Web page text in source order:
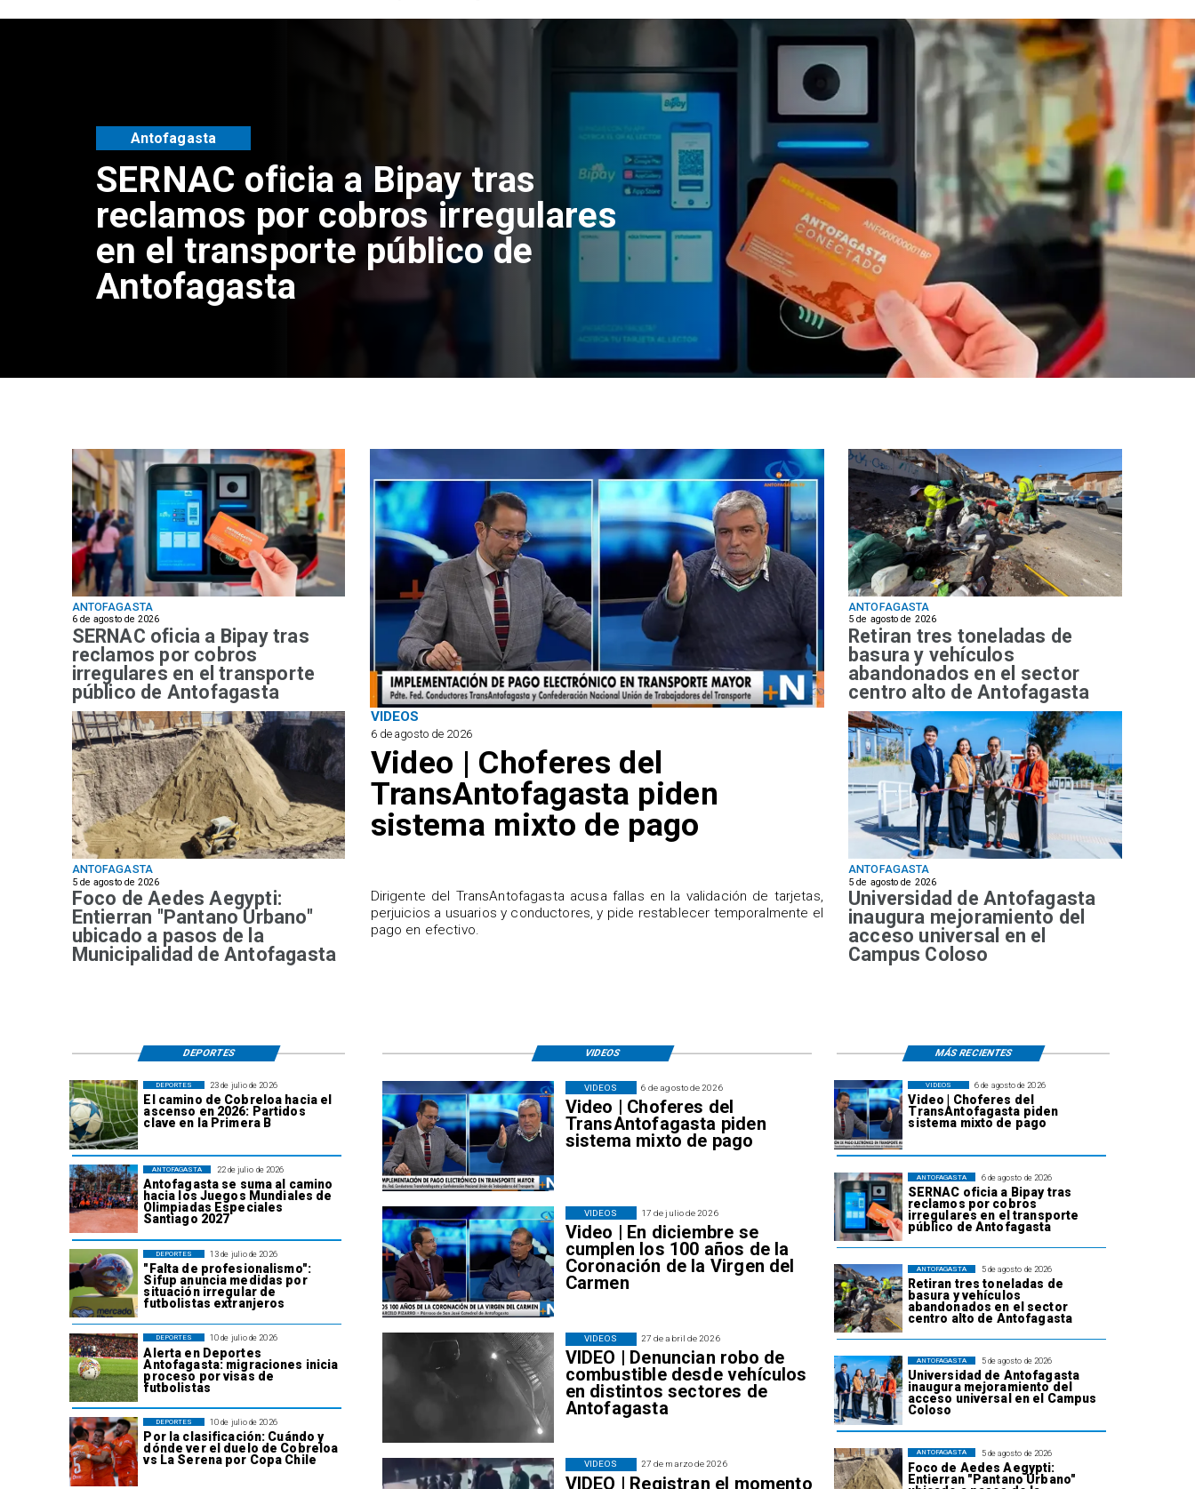
SERNAC oficia a Bipay tras
reclamos por cobros irregulares
en el transporte público de
Antofagasta
Antofagasta
ANTOFAGASTA
6 de agosto de 2026
SERNAC oficia a Bipay tras
reclamos por cobros
irregulares en el transporte
público de Antofagasta
VIDEOS
6 de agosto de 2026
Video | Choferes del
TransAntofagasta piden
sistema mixto de pago
​Dirigente del TransAntofagasta acusa fallas en la validación de tarjetas,
perjuicios a usuarios y conductores, y pide restablecer temporalmente el
pago en efectivo.
ANTOFAGASTA
5 de agosto de 2026
Foco de Aedes Aegypti:
Entierran "Pantano Urbano"
ubicado a pasos de la
Municipalidad de Antofagasta
ANTOFAGASTA
5 de agosto de 2026
Retiran tres toneladas de
basura y vehículos
abandonados en el sector
centro alto de Antofagasta
ANTOFAGASTA
5 de agosto de 2026
Universidad de Antofagasta
inaugura mejoramiento del
acceso universal en el
Campus Coloso
6 de agosto de 2026
Video | Choferes del
TransAntofagasta piden
sistema mixto de pago
VIDEOS
6 de agosto de 2026
SERNAC oficia a Bipay tras
reclamos por cobros
irregulares en el transporte
público de Antofagasta
ANTOFAGASTA
5 de agosto de 2026
Retiran tres toneladas de
basura y vehículos
abandonados en el sector
centro alto de Antofagasta
ANTOFAGASTA
5 de agosto de 2026
Universidad de Antofagasta
inaugura mejoramiento del
acceso universal en el Campus
Coloso
ANTOFAGASTA
5 de agosto de 2026
Foco de Aedes Aegypti:
Entierran "Pantano Urbano"
ANTOFAGASTA
23 de julio de 2026
El camino de Cobreloa hacia el
ascenso en 2026: Partidos
clave en la Primera B
DEPORTES
22 de julio de 2026
Antofagasta se suma al camino
hacia los Juegos Mundiales de
Olimpiadas Especiales
Santiago 2027
ANTOFAGASTA
13 de julio de 2026
"Falta de profesionalismo":
Sifup anuncia medidas por
situación irregular de
futbolistas extranjeros
DEPORTES
10 de julio de 2026
Alerta en Deportes
Antofagasta: migraciones inicia
proceso por visas de
futbolistas
DEPORTES
10 de julio de 2026
Por la clasificación: Cuándo y
dónde ver el duelo de Cobreloa
vs La Serena por Copa Chile
DEPORTES
6 de agosto de 2026
Video | Choferes del
TransAntofagasta piden
sistema mixto de pago
VIDEOS
17 de julio de 2026
Video | En diciembre se
cumplen los 100 años de la
Coronación de la Virgen del
Carmen
VIDEOS
27 de abril de 2026
VIDEO | Denuncian robo de
combustible desde vehículos
en distintos sectores de
Antofagasta
VIDEOS
27 de marzo de 2026
VIDEO | Registran el momento
VIDEOS
VIDEOS
DEPORTES MÁS RECIENTES